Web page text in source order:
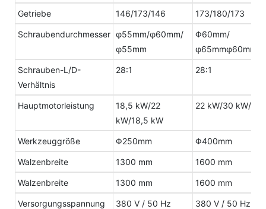
Getriebe 146/173/146 173/180/173
Schraubendurchmesser φ55mm/φ60mm/
φ55mm
Φ60mm/
φ65mmφ60mm
Schrauben-L/D-
Verhältnis
28:1 28:1
Hauptmotorleistung
18,5 kW/22
kW/18,5 kW
22 kW/30 kW/22
Werkzeuggröße Φ250mm Φ400mm
Walzenbreite 1300 mm 1600 mm
Walzenbreite 1300 mm 1600 mm
Versorgungsspannung 380 V / 50 Hz 380 V / 50 Hz